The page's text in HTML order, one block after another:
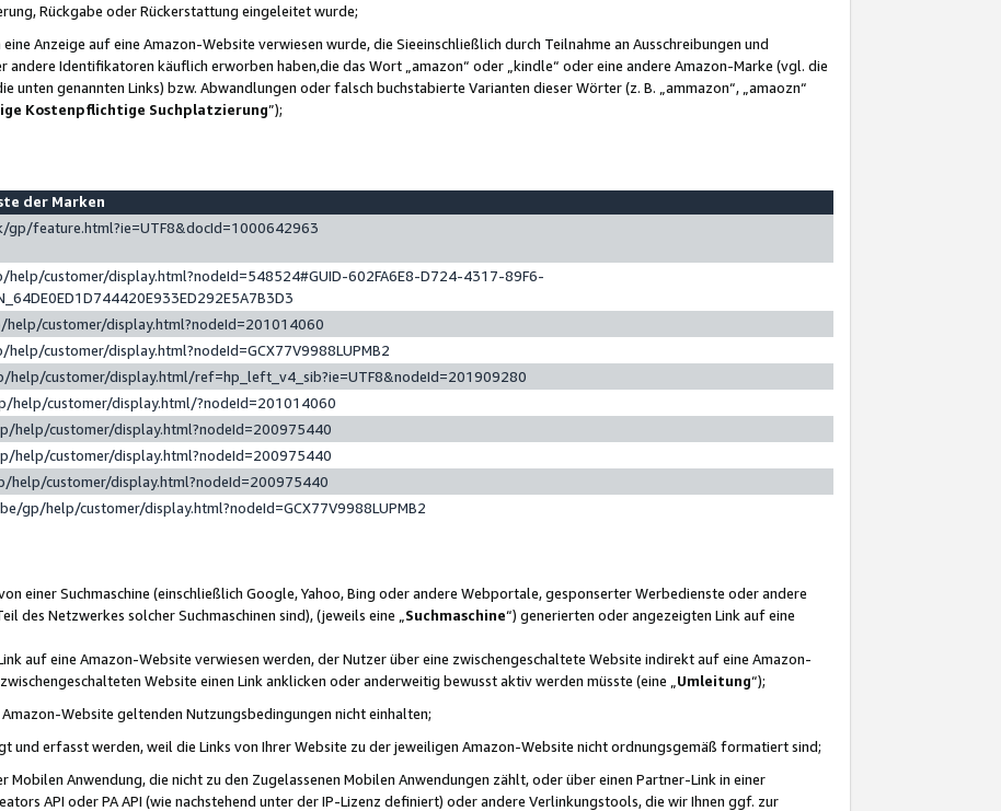
Rückgabe oder Rückerstattung eingeleitet wurde;
Anzeige auf eine Amazon-Website verwiesen wurde, die Sieeinschließlich durch Teilnahme an Ausschreibungen und
Identifikatoren käuflich erworben haben,die das Wort „amazon“ oder „kindle“ oder eine andere Amazon-Marke (vgl. die
unten genannten Links) bzw. Abwandlungen oder falsch buchstabierte Varianten dieser Wörter (z. B. „ammazon“, „amaozn“
Kostenpflichtige Suchplatzierung”);
der Marken
gp/feature.html?ie=UTF8&docId=1000642963
customer/display.html?nodeId=548524#GUID-602FA6E8-D724-4317-89F6-
customer/display.html?nodeId=201014060
customer/display.html?nodeId=GCX77V9988LUPMB2
help/customer/display.html/ref=hp_left_v4_sib?ie=UTF8&nodeId=201909280
help/customer/display.html/?nodeId=201014060
help/customer/display.html?nodeId=200975440
help/customer/display.html?nodeId=200975440
help/customer/display.html?nodeId=200975440
gp/help/customer/display.html?nodeId=GCX77V9988LUPMB2
einer Suchmaschine (einschließlich Google, Yahoo, Bing oder andere Webportale, gesponserter Werbedienste oder andere
des Netzwerkes solcher Suchmaschinen sind), (jeweils eine „ Suchmaschine“) generierten oder angezeigten Link auf eine
auf eine Amazon-Website verwiesen werden, der Nutzer über eine zwischengeschaltete Website indirekt auf eine Amazon-
Website einen Link anklicken oder anderweitig bewusst aktiv werden müsste (eine „ Umleitung“);
Website geltenden Nutzungsbedingungen nicht einhalten;
erfasst werden, weil die Links von Ihrer Website zu der jeweiligen Amazon-Website nicht ordnungsgemäß formatiert sind;
Mobilen Anwendung, die nicht zu den Zugelassenen Mobilen Anwendungen zählt, oder über einen Partner-Link in einer
API oder PA API (wie nachstehend unter der IP-Lizenz definiert) oder andere Verlinkungstools, die wir Ihnen ggf. zur